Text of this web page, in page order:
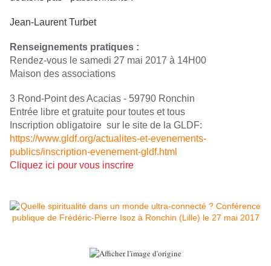
Jean-Laurent Turbet
Renseignements pratiques :
Rendez-vous le samedi 27 mai 2017 à 14H00
Maison des associations
3 Rond-Point des Acacias - 59790 Ronchin
Entrée libre et gratuite pour toutes et tous
Inscription obligatoire sur le site de la GLDF:
https://www.gldf.org/actualites-et-evenements-
publics/inscription-evenement-gldf.html
Cliquez ici pour vous inscrire